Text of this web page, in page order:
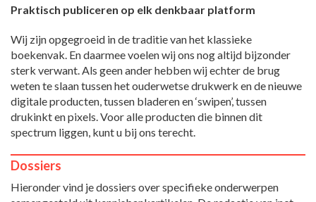
Praktisch publiceren op elk denkbaar platform
Wij zijn opgegroeid in de traditie van het klassieke
boekenvak. En daarmee voelen wij ons nog altijd bijzonder
sterk verwant. Als geen ander hebben wij echter de brug
weten te slaan tussen het ouderwetse drukwerk en de nieuwe
digitale producten, tussen bladeren en ‘swipen’, tussen
drukinkt en pixels. Voor alle producten die binnen dit
spectrum liggen, kunt u bij ons terecht.
Dossiers
Hieronder vind je dossiers over specifieke onderwerpen